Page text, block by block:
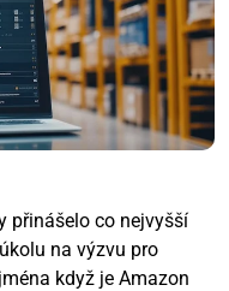
přinášelo co nejvyšší
na výzvu pro
když je Amazon